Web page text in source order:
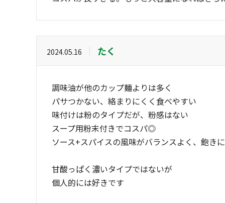
2024.05.16 たく
調味油が他のカップ麺よりは多く
パサつかない、絡まりにくく食べやすい
味付けは粉のタイプだが、粉感はない
スープ用粉末付きでコスパ◎
ソース+スパイスの風味がバランスよく、飽きに
甘酸っぱく濃いタイプではないが
個人的には好きです